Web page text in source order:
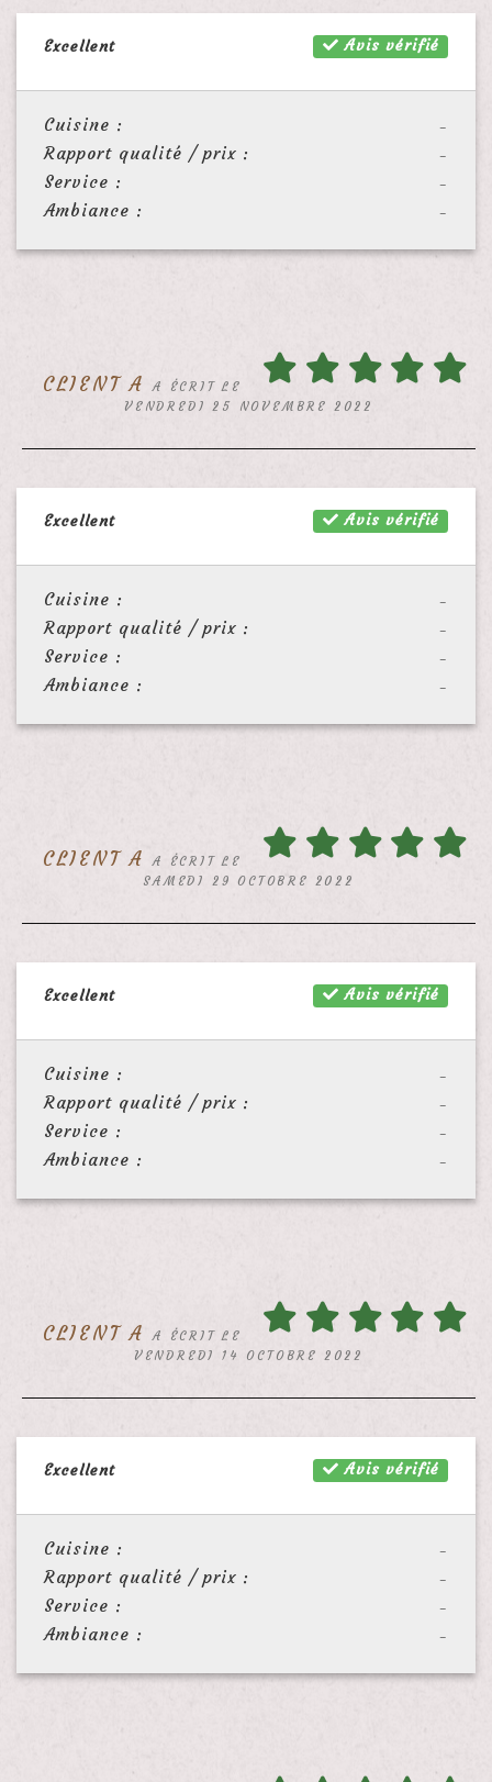
Avis vérifié
Excellent
-
Cuisine :
-
Rapport qualité / prix :
-
Service :
-
Ambiance :
CLIENT A
A ÉCRIT LE
VENDREDI 25 NOVEMBRE 2022
Avis vérifié
Excellent
-
Cuisine :
-
Rapport qualité / prix :
-
Service :
-
Ambiance :
CLIENT A
A ÉCRIT LE
SAMEDI 29 OCTOBRE 2022
Avis vérifié
Excellent
-
Cuisine :
-
Rapport qualité / prix :
-
Service :
-
Ambiance :
CLIENT A
A ÉCRIT LE
VENDREDI 14 OCTOBRE 2022
Avis vérifié
Excellent
-
Cuisine :
-
Rapport qualité / prix :
-
Service :
-
Ambiance :